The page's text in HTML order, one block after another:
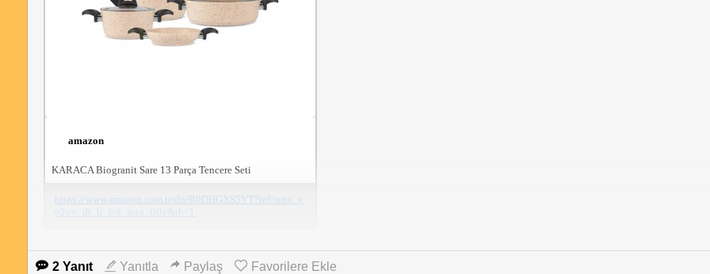
amazon
KARACA Biogranit Sare 13 Parça Tencere Seti
https://www.amazon.com.tr/dp/B0DHGXS5VT?ref=ppx_y
o2ov_dt_b_fed_asin_title&th=1
Fiyat çok iyi.
2 Yanıt Yanıtla Paylaş Favorilere Ekle